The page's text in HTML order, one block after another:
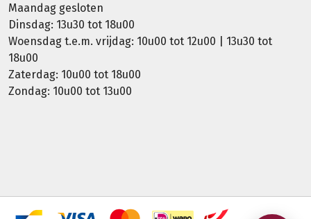
Maandag gesloten
Dinsdag: 13u30 tot 18u00
Woensdag t.e.m. vrijdag: 10u00 tot 12u00 | 13u30 tot
18u00
Zaterdag: 10u00 tot 18u00
Zondag: 10u00 tot 13u00